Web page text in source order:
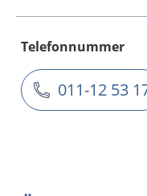
Telefonnummer
011-12 53